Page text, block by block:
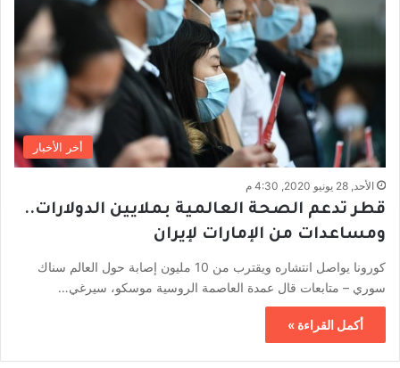
أخر الأخبار
الأحد, 28 يونيو 2020, 4:30 م
قطر تدعم الصحة العالمية بملايين الدولارات..
ومساعدات من الإمارات لإيران
كورونا يواصل انتشاره ويقترب من 10 مليون إصابة حول العالم سناك
سوري – متابعات قال عمدة العاصمة الروسية موسكو، سيرغي…
أكمل القراءة »